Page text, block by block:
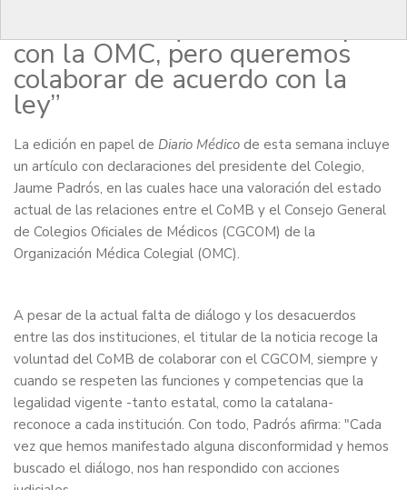
Médico: “No queremos romper
con la OMC, pero queremos
colaborar de acuerdo con la
ley”
La edición en papel de Diario Médico de esta semana incluye
un artículo con declaraciones del presidente del Colegio,
Jaume Padrós, en las cuales hace una valoración del estado
actual de las relaciones entre el CoMB y el Consejo General
de Colegios Oficiales de Médicos (CGCOM) de la
Organización Médica Colegial (OMC).
A pesar de la actual falta de diálogo y los desacuerdos
entre las dos instituciones, el titular de la noticia recoge la
voluntad del CoMB de colaborar con el CGCOM, siempre y
cuando se respeten las funciones y competencias que la
legalidad vigente -tanto estatal, como la catalana-
reconoce a cada institución. Con todo, Padrós afirma: "Cada
vez que hemos manifestado alguna disconformidad y hemos
buscado el diálogo, nos han respondido con acciones